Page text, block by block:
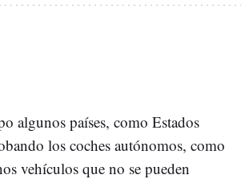
algunos países, como Estados
los coches autónomos, como
vehículos que no se pueden